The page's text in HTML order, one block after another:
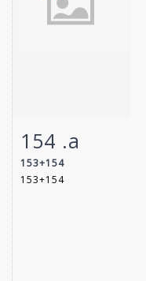
Fiche détaillée
154 .a
153+154
153+154